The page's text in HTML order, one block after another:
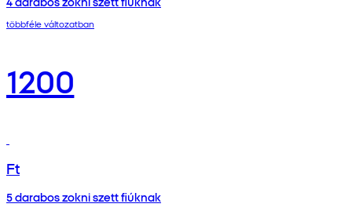
többféle változatban
1200
Ft
5 darabos zokni szett fiúknak